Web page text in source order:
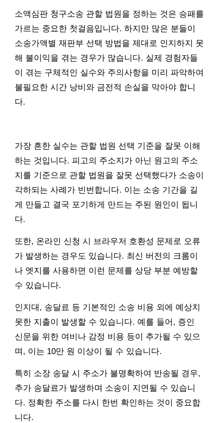
소액심판 청구소송 관할 법원을 정하는 것은 승패를
가르는 중요한 첫걸음입니다. 하지만 많은 분들이
소송가액별 재판부 선택 방법을 제대로 인지하지 못
해 불이익을 겪는 경우가 많습니다. 실제 경험자들
이 겪는 구체적인 실수와 주의사항을 미리 파악하여
불필요한 시간 낭비와 금전적 손실을 막아야 합니
다.
가장 흔한 실수는 관할 법원 선택 기준을 잘못 이해
하는 것입니다. 피고의 주소지가 아닌 원고의 주소
지를 기준으로 관할 법원을 잘못 선택했다가 소송이
각하되는 사례가 빈번합니다. 이는 소송 기간을 길
게 만들고 결국 포기하게 만드는 주된 원인이 됩니
다.
또한, 온라인 신청 시 브라우저 호환성 문제로 오류
가 발생하는 경우도 있습니다. 최신 버전의 크롬이
나 엣지를 사용하면 이런 문제를 상당 부분 예방할
수 있습니다.
인지대, 송달료 등 기본적인 소송 비용 외에 예상치
못한 지출이 발생할 수 있습니다. 예를 들어, 증인
신문을 위한 여비나 감정 비용 등이 추가될 수 있으
며, 이는 10만 원 이상이 될 수 있습니다.
특히 소장 송달 시 주소가 불명확하여 반송될 경우,
추가 송달료가 발생하며 소송이 지연될 수 있습니
다. 정확한 주소를 다시 한번 확인하는 것이 중요합
니다.